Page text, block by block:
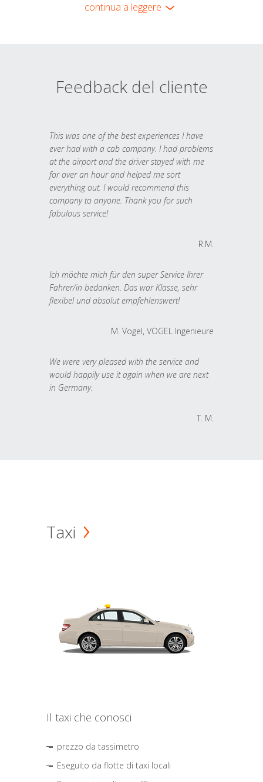
continua a leggere
Feedback del cliente
This was one of the best experiences I have
ever had with a cab company. I had problems
at the airport and the driver stayed with me
for over an hour and helped me sort
everything out. I would recommend this
company to anyone. Thank you for such
fabulous service!
R.M.
Ich möchte mich für den super Service Ihrer
Fahrer/in bedanken. Das war Klasse, sehr
flexibel und absolut empfehlenswert!
M. Vogel, VOGEL Ingenieure
We were very pleased with the service and
would happily use it again when we are next
in Germany.
T. M.
Taxi
Il taxi che conosci
prezzo da tassimetro
Eseguito da flotte di taxi locali